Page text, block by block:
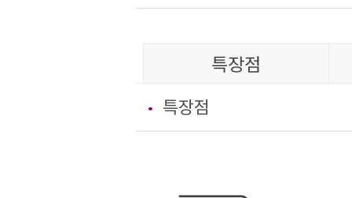
특장점
특장점